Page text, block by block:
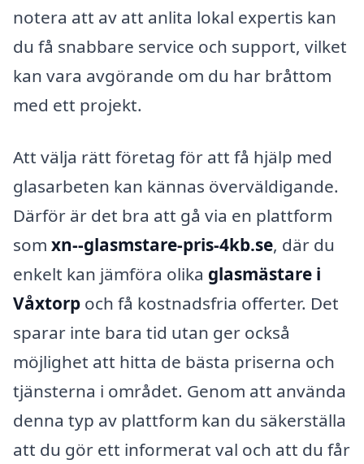
notera att av att anlita lokal expertis kan
du få snabbare service och support, vilket
kan vara avgörande om du har bråttom
med ett projekt.
Att välja rätt företag för att få hjälp med
glasarbeten kan kännas överväldigande.
Därför är det bra att gå via en plattform
som xn--glasmstare-pris-4kb.se, där du
enkelt kan jämföra olika glasmästare i
Våxtorp och få kostnadsfria offerter. Det
sparar inte bara tid utan ger också
möjlighet att hitta de bästa priserna och
tjänsterna i området. Genom att använda
denna typ av plattform kan du säkerställa
att du gör ett informerat val och att du får